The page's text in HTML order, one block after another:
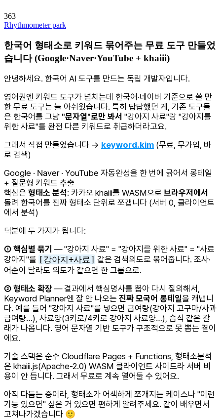
363
Rhythmometer park
한국어 형태소로 키워드 묶어주는 무료 도구 만들었
습니다 (Google·Naver·YouTube + khaiii)
안녕하세요. 한국어 AI 도구를 만드는 독립 개발자입니다.
영어권엔 키워드 도구가 넘치는데 한국어·네이버 기준으로 쓸 만
한 무료 도구는 늘 아쉬웠습니다. 특히 답답했던 게, 기존 도구들
은 한국어를 그냥 "문자열"로만 봐서 "강아지 사료"랑 "강아지를
위한 사료"를 완전 다른 키워드로 취급하더라고요.
그래서 직접 만들었습니다 → keyword.kim (무료, 무가입, 바
로 검색)
Google · Naver · YouTube 자동완성을 한 번에 긁어서 롱테일
+ 질문형 키워드 추출
핵심은 형태소 분석: 카카오 khaiii를 WASM으로 브라우저에서
돌려 한국어를 진짜 형태소 단위로 쪼갭니다 (서버 0, 클라이언트
에서 분석)
덕분에 두 가지가 됩니다:
① 핵심별 묶기 — "강아지 사료" = "강아지를 위한 사료" = "사료
강아지"를 [강아지+사료] 같은 검색의도로 묶어줍니다. 조사·
어순이 달라도 의도가 같으면 한 그룹으로.
② 형태소 확장 — 결과에서 핵심명사를 뽑아 다시 질의해서,
Keyword Planner엔 잘 안 나오는 진짜 모국어 롱테일을 캐냅니
다. 예를 들어 "강아지 사료"를 넣으면 급여량(강아지 고구마/사과
급여량…), 사료양(3키로/4키로 강아지 사료양…), 습식 같은 갈
래가 나옵니다. 영어 문자열 기반 도구가 구조적으로 못 뽑는 결이
에요.
기술 스택은 순수 Cloudflare Pages + Functions, 형태소분석
은 khaiii.js(Apache-2.0) WASM 클라이언트 사이드라 서버 비
용이 안 듭니다. 그래서 무료로 계속 열어둘 수 있어요.
아직 다듬는 중이라, 형태소가 어색하게 쪼개지는 케이스나 "이런
기능 있으면" 싶은 거 있으면 편하게 알려주세요. 같이 배우면서
고쳐나가겠습니다 🙂